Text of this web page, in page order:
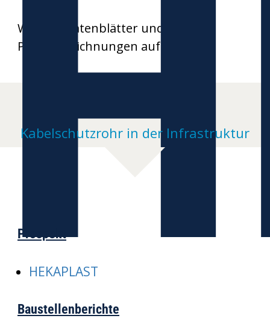
Weitere Datenblätter und
Produktzeichnungen auf Anfrage
Kabelschutzrohr in der Infrastruktur
Prospekt
HEKAPLAST
Baustellenberichte